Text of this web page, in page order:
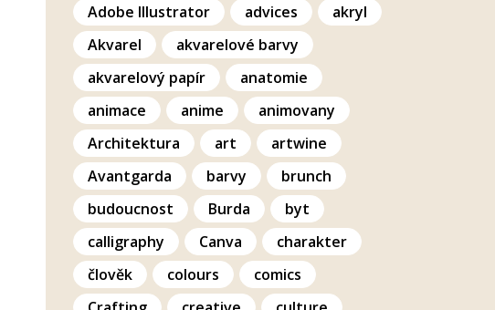
Adobe Illustrator
advices
akryl
Akvarel
akvarelové barvy
akvarelový papír
anatomie
animace
anime
animovany
Architektura
art
artwine
Avantgarda
barvy
brunch
budoucnost
Burda
byt
calligraphy
Canva
charakter
člověk
colours
comics